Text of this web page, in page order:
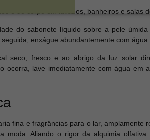
e do corpo em lavabos, banheiros e salas
do sabonete líquido sobre a pele
enxágue abundantemente com água.
seco, fresco e ao abrigo da luz solar
ocorra, lave imediatamente com água em
fina e fragrâncias para o lar, amplamente
moda. Aliando o rigor da alquimia